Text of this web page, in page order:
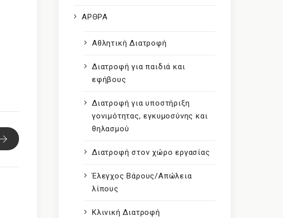
ΑΡΘΡΑ
Αθλητική Διατροφή
Διατροφή για παιδιά και
εφήβους
Διατροφή για υποστήριξη
γονιμότητας, εγκυμοσύνης και
θηλασμού
Διατροφή στον χώρο εργασίας
Έλεγχος Βάρους/Απώλεια
λίπους
Κλινική Διατροφή